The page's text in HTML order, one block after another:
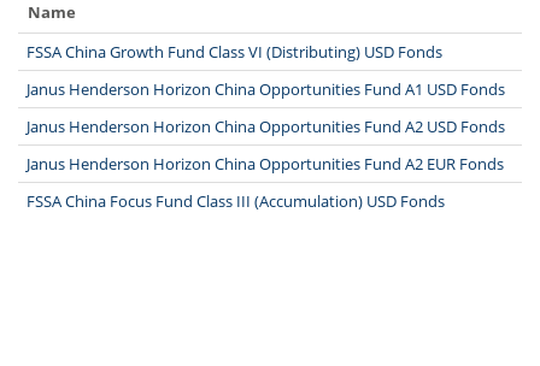
Name
FSSA China Growth Fund Class VI (Distributing) USD Fonds
Janus Henderson Horizon China Opportunities Fund A1 USD Fonds
Janus Henderson Horizon China Opportunities Fund A2 USD Fonds
Janus Henderson Horizon China Opportunities Fund A2 EUR Fonds
FSSA China Focus Fund Class III (Accumulation) USD Fonds